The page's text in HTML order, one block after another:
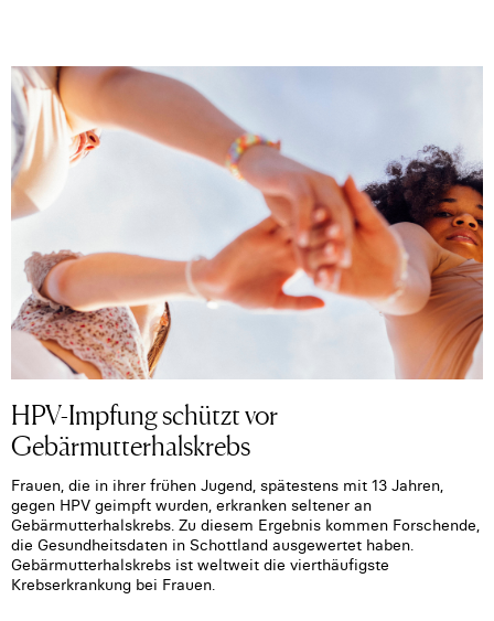
HPV-Impfung schützt vor
Gebärmutterhalskrebs
Frauen, die in ihrer frühen Jugend, spätestens mit 13 Jahren,
gegen HPV geimpft wurden, erkranken seltener an
Gebärmutterhalskrebs. Zu diesem Ergebnis kommen Forschende,
die Gesundheitsdaten in Schottland ausgewertet haben.
Gebärmutterhalskrebs ist weltweit die vierthäufigste
Krebserkrankung bei Frauen.